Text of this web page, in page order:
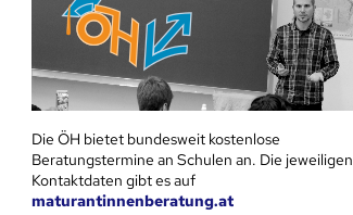
Die ÖH bietet bundesweit kostenlose
Beratungstermine an Schulen an. Die jeweiligen
Kontaktdaten gibt es auf
maturantinnenberatung.at